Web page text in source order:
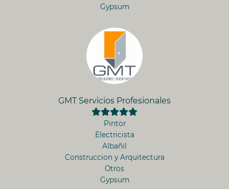
Gypsum
GMT Servicios Profesionales
Pintor
Electricista
Albañil
Construccion y Arquitectura
Otros
Gypsum